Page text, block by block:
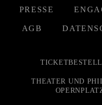
PRESSE
AGB
THEATER UND